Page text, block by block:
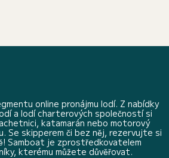
online pronájmu lodí. Z nabídky
a lodí charterových společností si
katamarán nebo motorový
Se skipperem či bez něj, rezervujte si
Samboat je zprostředkovatelem
kterému můžete důvěřovat.